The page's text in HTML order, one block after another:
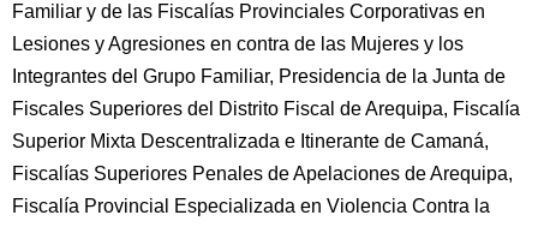
Familiar y de las Fiscalías Provinciales Corporativas en
Lesiones y Agresiones en contra de las Mujeres y los
Integrantes del Grupo Familiar, Presidencia de la Junta de
Fiscales Superiores del Distrito Fiscal de Arequipa, Fiscalía
Superior Mixta Descentralizada e Itinerante de Camaná,
Fiscalías Superiores Penales de Apelaciones de Arequipa,
Fiscalía Provincial Especializada en Violencia Contra la